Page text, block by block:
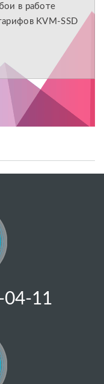
в работе
KVM-SSD
04-11